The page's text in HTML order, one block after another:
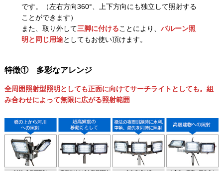
です。（左右方向360°、上下方向にも独立して照射する
ことができます）
また、取り外して三脚に付けることにより、バルーン照
明と同じ用途としてもお使い頂けます。
特徴① 多彩なアレンジ
全周囲照射型照明としても正面に向けてサーチライトとしても。組
み合わせによって無限に広がる照射範囲